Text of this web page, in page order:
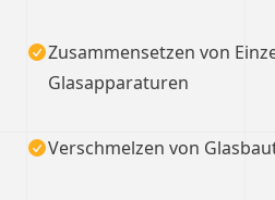
Zusammensetzen von
Glasapparaturen
Verschmelzen von